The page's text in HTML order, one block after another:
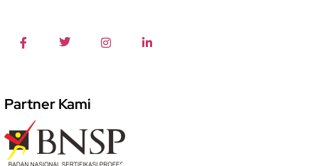
Partner Kami